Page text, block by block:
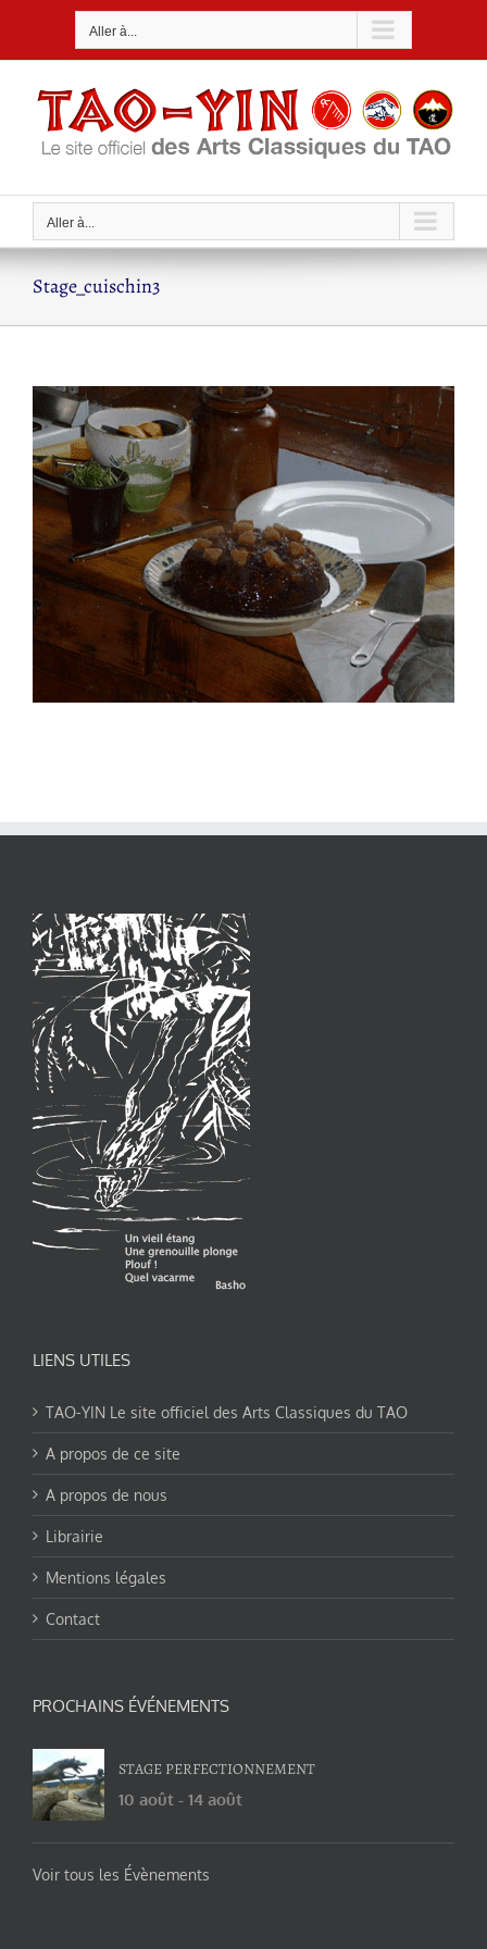
Aller à...
Aller à...
Stage_cuischin3
LIENS UTILES
TAO-YIN Le site officiel des Arts Classiques du TAO
A propos de ce site
A propos de nous
Librairie
Mentions légales
Contact
PROCHAINS ÉVÉNEMENTS
STAGE PERFECTIONNEMENT
10 août - 14 août
Voir tous les Évènements